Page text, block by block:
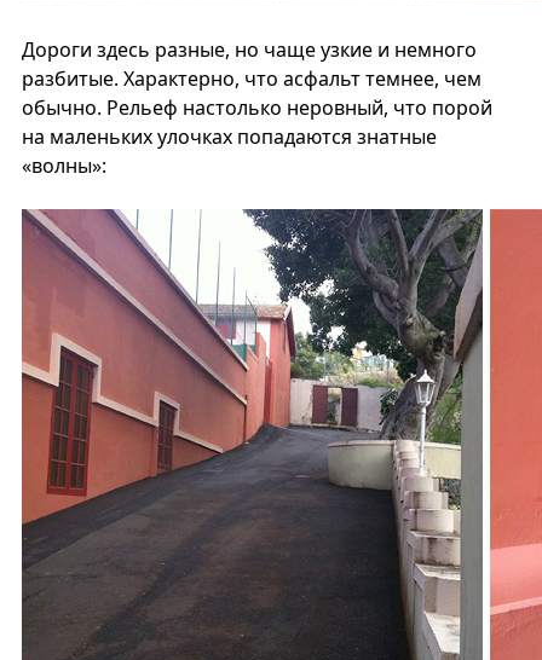
Дороги здесь разные, но чаще узкие и немного
разбитые. Характерно, что асфальт темнее, чем
обычно. Рельеф настолько неровный, что порой
на маленьких улочках попадаются знатные
«волны»: